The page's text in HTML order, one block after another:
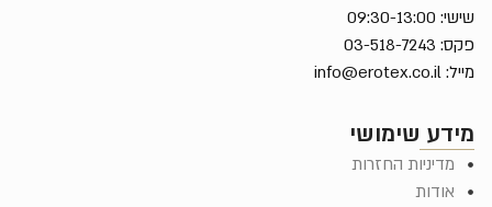
מידע שימושי
מדיניות החזרות
אודות
שישי: 09:30-13:00
פקס: 03-518-7243
מייל: info@erotex.co.il